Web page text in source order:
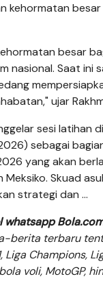
kehormatan
besar
nasional. Saat ini
ujar
sesi latihan
sebagai
yang akan
Meksiko. Skuad
strategi dan ...
whatsapp
berita terbaru
Liga Champions,
voli, MotoGP,